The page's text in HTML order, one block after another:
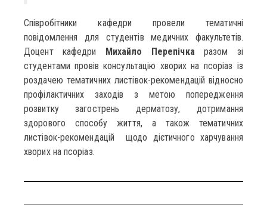
Співробітники кафедри провели тематичні
повідомлення для студентів медичних факультетів.
Доцент кафедри Михайло Перепічкаразом зі
студентами провів консультацію хворих на псоріаз із
роздачею тематичних листівок-рекомендацій відносно
профілактичних заходів з метою попередження
розвитку загострень дерматозу, дотримання
здорового способу життя, а також тематичних
листівок-рекомендацій щодо дієтичного харчування
хворих на псоріаз.